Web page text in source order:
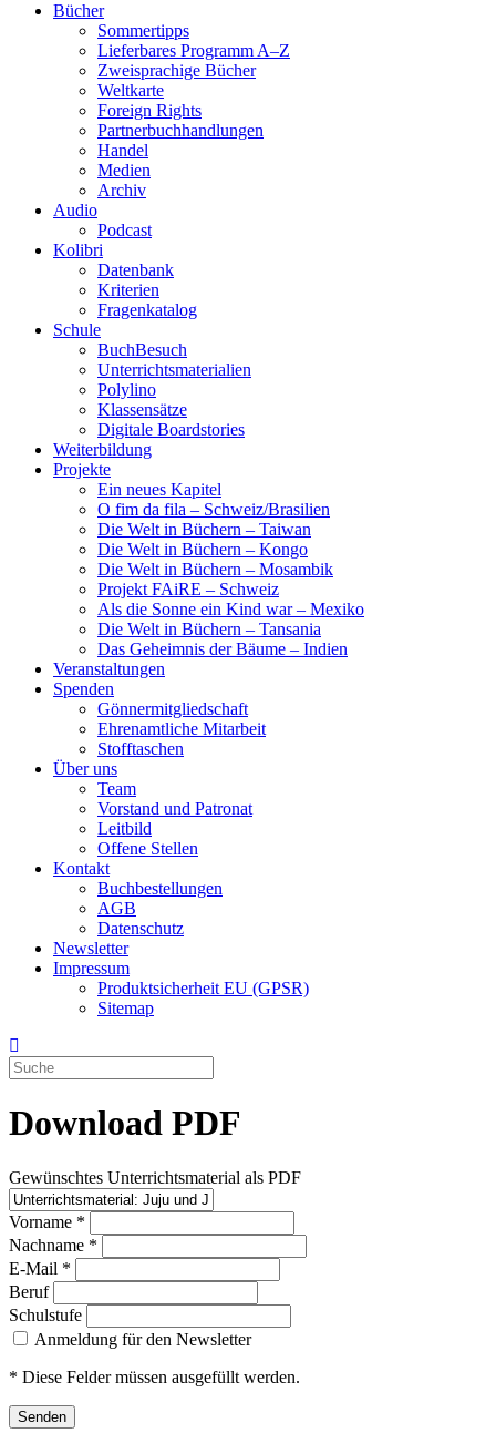
Bücher
Sommertipps
Lieferbares Programm A–Z
Zweisprachige Bücher
Weltkarte
Foreign Rights
Partnerbuchhandlungen
Handel
Medien
Archiv
Audio
Podcast
Kolibri
Datenbank
Kriterien
Fragenkatalog
Schule
BuchBesuch
Unterrichtsmaterialien
Polylino
Klassensätze
Digitale Boardstories
Weiterbildung
Projekte
Ein neues Kapitel
O fim da fila – Schweiz/Brasilien
Die Welt in Büchern – Taiwan
Die Welt in Büchern – Kongo
Die Welt in Büchern – Mosambik
Projekt FAiRE – Schweiz
Als die Sonne ein Kind war – Mexiko
Die Welt in Büchern – Tansania
Das Geheimnis der Bäume – Indien
Veranstaltungen
Spenden
Gönnermitgliedschaft
Ehrenamtliche Mitarbeit
Stofftaschen
Über uns
Team
Vorstand und Patronat
Leitbild
Offene Stellen
Kontakt
Buchbestellungen
AGB
Datenschutz
Newsletter
Impressum
Produktsicherheit EU (GPSR)
Sitemap
Download PDF
Gewünschtes Unterrichtsmaterial als PDF
Vorname *
Nachname *
E-Mail *
Beruf
Schulstufe
Anmeldung für den Newsletter
* Diese Felder müssen ausgefüllt werden.
Senden